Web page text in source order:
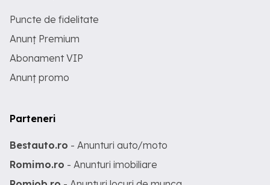
Puncte de fidelitate
Anunț Premium
Abonament VIP
Anunț promo
Parteneri
Bestauto.ro - Anunturi auto/moto
Romimo.ro - Anunturi imobiliare